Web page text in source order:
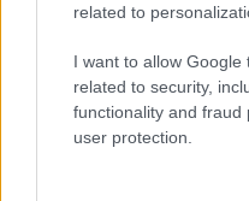
related to
I want to allow Google
related to security,
functionality and
user protection.